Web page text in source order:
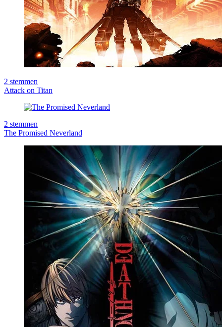
2 stemmen
Attack on Titan
2 stemmen
The Promised Neverland